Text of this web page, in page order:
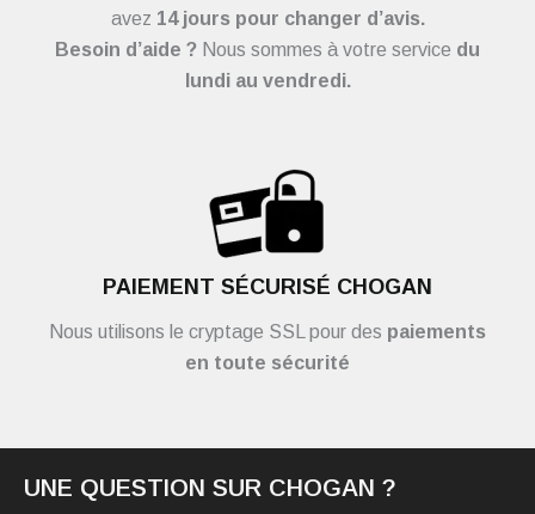
avez 14 jours pour changer d’avis.
Besoin d’aide ? Nous sommes à votre service du
lundi au vendredi.
PAIEMENT SÉCURISÉ CHOGAN
Nous utilisons le cryptage SSL pour des paiements
en toute sécurité
UNE QUESTION SUR CHOGAN ?